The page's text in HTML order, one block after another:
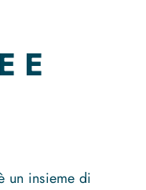
E
un insieme di